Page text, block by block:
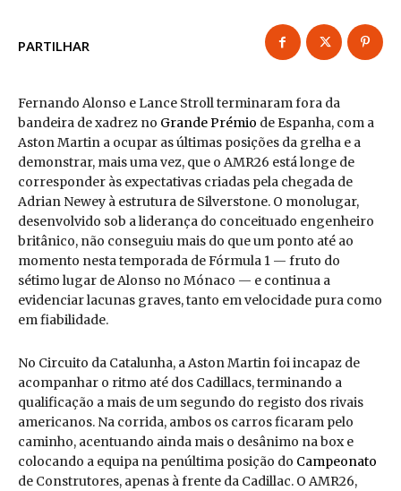
PARTILHAR
Fernando Alonso e Lance Stroll terminaram fora da
bandeira de xadrez no Grande Prémio de Espanha, com a
Aston Martin a ocupar as últimas posições da grelha e a
demonstrar, mais uma vez, que o AMR26 está longe de
corresponder às expectativas criadas pela chegada de
Adrian Newey à estrutura de Silverstone. O monolugar,
desenvolvido sob a liderança do conceituado engenheiro
britânico, não conseguiu mais do que um ponto até ao
momento nesta temporada de Fórmula 1 — fruto do
sétimo lugar de Alonso no Mónaco — e continua a
evidenciar lacunas graves, tanto em velocidade pura como
em fiabilidade.
No Circuito da Catalunha, a Aston Martin foi incapaz de
acompanhar o ritmo até dos Cadillacs, terminando a
qualificação a mais de um segundo do registo dos rivais
americanos. Na corrida, ambos os carros ficaram pelo
caminho, acentuando ainda mais o desânimo na box e
colocando a equipa na penúltima posição do Campeonato
de Construtores, apenas à frente da Cadillac. O AMR26,